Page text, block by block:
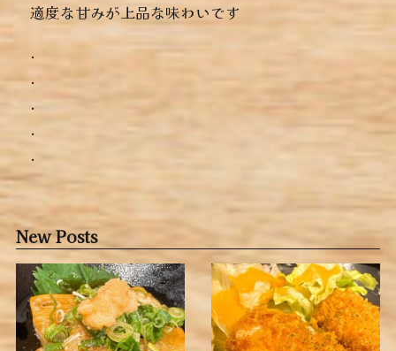
適度な甘みが上品な味わいです
.
.
.
.
.
New Posts